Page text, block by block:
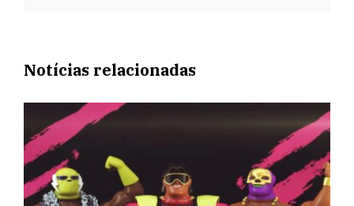
Notícias relacionadas